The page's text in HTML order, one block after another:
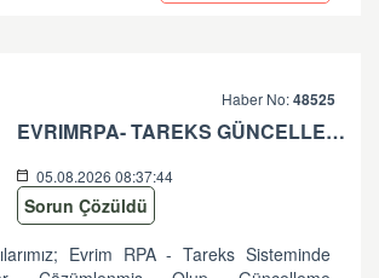
Haber No:48525
EVRIMRPA- TAREKS GÜNCELLEMESI HAKKINDA (V: 11.50.2.6 BU VERSIYONDA EVRIMRPA- TAREKS MODULÜNDE GÜNCELLEME YAPILMIŞTIR. )
05.08.2026 08:37:44
Sorun Çözüldü
Evrim RPA - Tareks Sisteminde